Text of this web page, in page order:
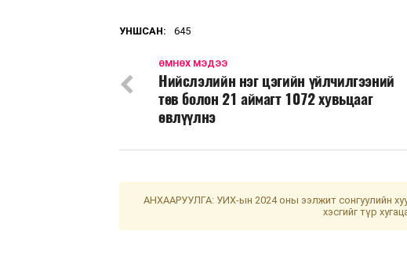
УНШСАН: 645
ӨМНӨХ МЭДЭЭ
Нийслэлийн нэг цэгийн үйлчилгээний
төв болон 21 аймагт 1072 хувьцааг
өвлүүлнэ
АНХААРУУЛГА: УИХ-ын 2024 оны ээлжит сонгуулийн
хэсгийг түр